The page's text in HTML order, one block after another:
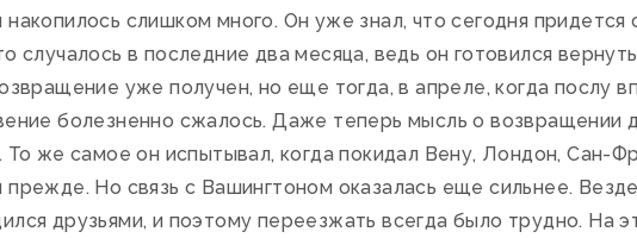
накопилось слишком много. Он уже знал, что сегодня придется
случалось в последние два месяца, ведь он готовился
уже получен, но еще тогда, в апреле, когда послу
болезненно сжалось. Даже теперь мысль о
То же самое он испытывал, когда покидал Вену, Лондон, Сан-
прежде. Но связь с Вашингтоном оказалась еще сильнее.
друзьями, и поэтому переезжать всегда было трудно. На